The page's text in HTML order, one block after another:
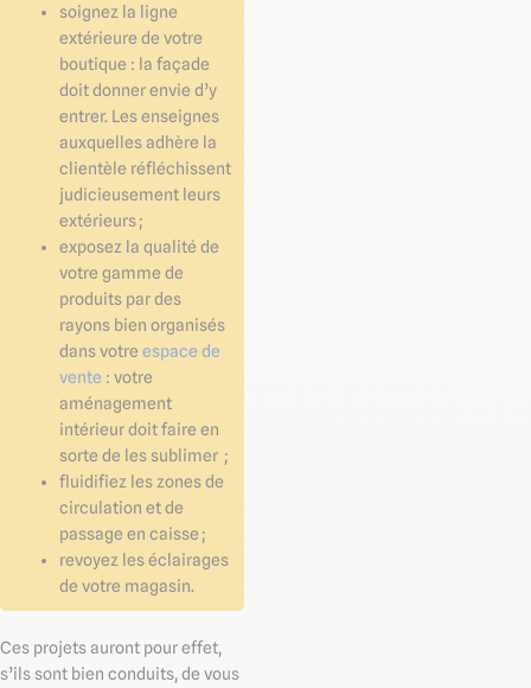
soignez la ligne
extérieure de votre
boutique : la façade
doit donner envie d’y
entrer. Les enseignes
auxquelles adhère la
clientèle réfléchissent
judicieusement leurs
extérieurs ;
exposez la qualité de
votre gamme de
produits par des
rayons bien organisés
dans votre espace de
vente : votre
aménagement
intérieur doit faire en
sorte de les sublimer ;
fluidifiez les zones de
circulation et de
passage en caisse ;
revoyez les éclairages
de votre magasin.
Ces projets auront pour effet,
s’ils sont bien conduits, de vous